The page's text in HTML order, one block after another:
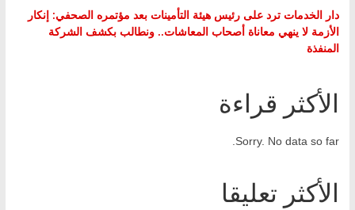
دار الخدمات ترد على رئيس هيئة التأمينات بعد مؤتمره الصحفي: إنكار
الأزمة لا ينهي معاناة أصحاب المعاشات.. ونطالب بكشف الشركة
المنفذة
الأكثر قراءة
Sorry. No data so far.
الأكثر تعليقا